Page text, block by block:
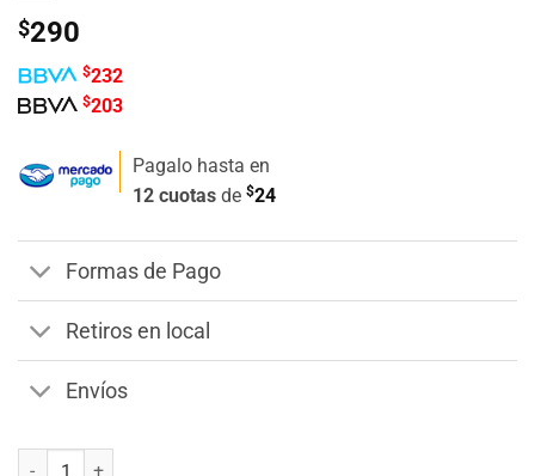
$290
$232
$203
Pagalo hasta en
12 cuotas de $24
Formas de Pago
Retiros en local
Envíos
Regadera de Juguete cantidad